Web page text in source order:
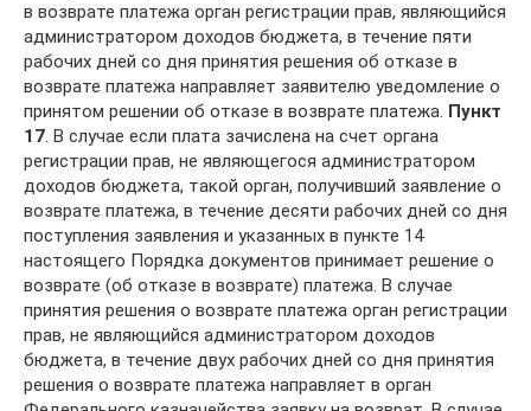
в возврате платежа орган регистрации прав, являющийся
администратором доходов бюджета, в течение пяти
рабочих дней со дня принятия решения об отказе в
возврате платежа направляет заявителю уведомление о
принятом решении об отказе в возврате платежа. Пункт
17. В случае если плата зачислена на счет органа
регистрации прав, не являющегося администратором
доходов бюджета, такой орган, получивший заявление о
возврате платежа, в течение десяти рабочих дней со дня
поступления заявления и указанных в пункте 14
настоящего Порядка документов принимает решение о
возврате (об отказе в возврате) платежа. В случае
принятия решения о возврате платежа орган регистрации
прав, не являющийся администратором доходов
бюджета, в течение двух рабочих дней со дня принятия
решения о возврате платежа направляет в орган